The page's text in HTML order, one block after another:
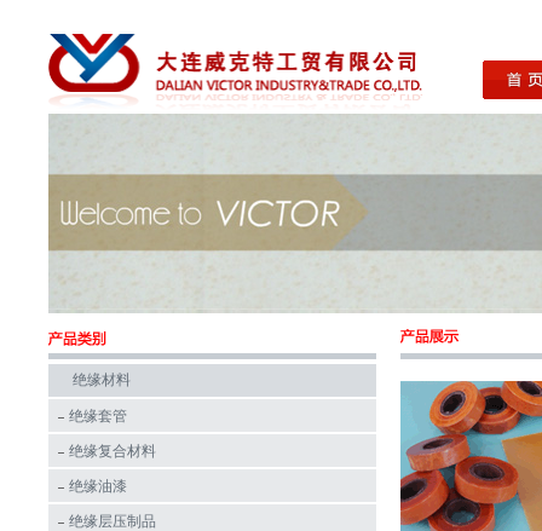
绝缘材料
绝缘套管
绝缘复合材料
绝缘油漆
绝缘层压制品